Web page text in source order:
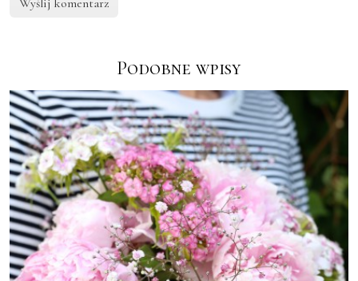
Podobne wpisy